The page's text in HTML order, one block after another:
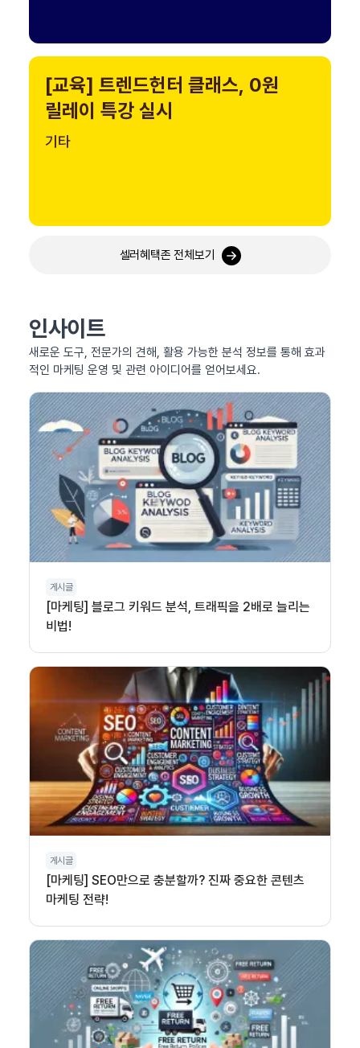
[교육] 트렌드헌터 클래스, 0원
릴레이 특강 실시
기타
셀러혜택존 전체보기
인사이트
새로운 도구, 전문가의 견해, 활용 가능한 분석 정보를 통해 효과
적인 마케팅 운영 및 관련 아이디어를 얻어보세요.
게시글
[마케팅] 블로그 키워드 분석, 트래픽을 2배로 늘리는
비법!
게시글
[마케팅] SEO만으로 충분할까? 진짜 중요한 콘텐츠
마케팅 전략!